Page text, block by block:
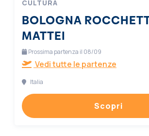
CULTURA
BOLOGNA
MATTEI
Prossima partenza il 08/09
Vedi tutte le partenze
Italia
Scopri